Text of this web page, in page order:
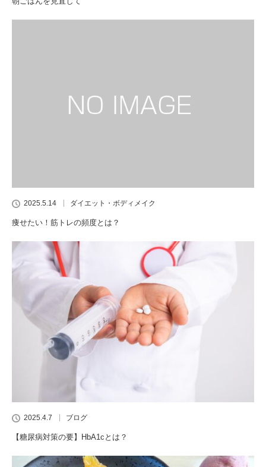
2025.5.14 ダイエット・ボディメイク
痩せたい！筋トレの頻度とは？
2025.4.7 ブログ
【糖尿病対策の要】HbA1cとは？